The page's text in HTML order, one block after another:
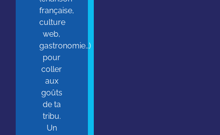
française,
culture
web,
gastronomie…)
pour
coller
aux
goûts
de ta
tribu.
Un